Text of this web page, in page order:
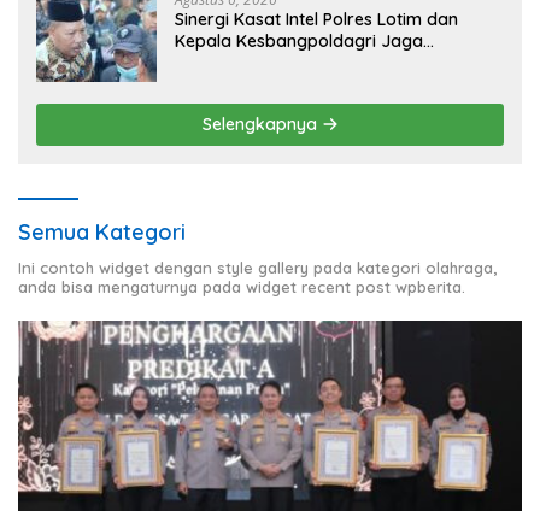
Sinergi Kasat Intel Polres Lotim dan
Kepala Kesbangpoldagri Jaga
Selengkapnya
Semua Kategori
Ini contoh widget dengan style gallery pada kategori olahraga,
anda bisa mengaturnya pada widget recent post wpberita.